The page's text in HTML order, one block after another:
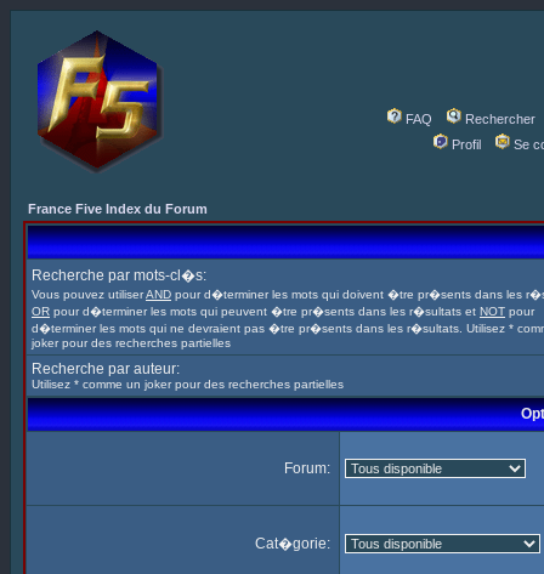
FAQ
Rechercher
Profil
Se
France Five Index du Forum
Recherche par mots-cl�s:
Vous pouvez utiliserAND pour d�terminer les mots qui doivent �tre pr�sents dans les
OR pour d�terminer les mots qui peuvent �tre pr�sents dans les r�sultats et NOT pour
d�terminer les mots qui ne devraient pas �tre pr�sents dans les r�sultats. Utilisez *
joker pour des recherches partielles
Recherche par auteur:
Utilisez * comme un joker pour des recherches partielles
Forum:
Cat�gorie: